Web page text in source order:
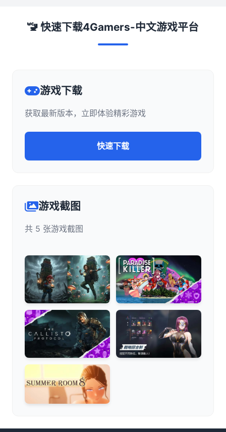
🚾 快速下载4Gamers-中文游戏平台
游戏下载
获取最新版本，立即体验精彩游戏
快速下载
游戏截图
共 5 张游戏截图